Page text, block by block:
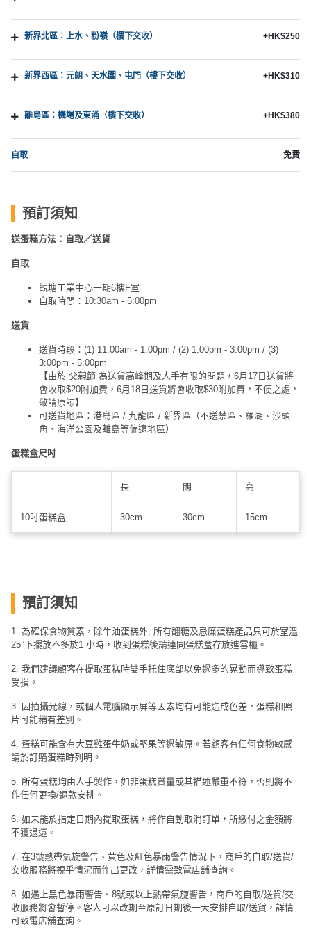
新界北區：上水、粉嶺（樓下交收） +HK$250
新界西區：元朗、天水圍、屯門（樓下交收） +HK$310
離島區：機場及東涌（樓下交收） +HK$380
自取 免費
預訂須知
送蛋糕方法：自取／送貨
自取
觀塘工業中心一期6樓F室
自取時間：10:30am - 5:00pm
送貨
送貨時段：(1) 11:00am - 1:00pm / (2) 1:00pm - 3:00pm / (3)
3:00pm - 5:00pm
【由於 父親節 為送貨高峰期及人手有限的問題，6月17日送貨將
會收取$20附加費，6月18日送貨將會收取$30附加費，不便之處，
敬請原諒】
可送貨地區：港島區 / 九龍區 / 新界區（不送禁區、羅湖、沙頭
角、海洋公園及離島等偏遠地區）
蛋糕盒尺吋
長 闊 高
10吋蛋糕盒 30cm 30cm 15cm
預訂須知
1. 為確保食物質素，除牛油蛋糕外, 所有翻糖及忌廉蛋糕產品只可於室溫
25°下擺放不多於1 小時，收到蛋糕後請連同蛋糕盒存放進雪櫃。
2. 我們建議顧客在提取蛋糕時雙手托住底部以免過多的晃動而導致蛋糕
受損。
3. 因拍攝光線，或個人電腦顯示屏等因素均有可能造成色差，蛋糕和照
片可能稍有差別。
4. 蛋糕可能含有大豆雞蛋牛奶或堅果等過敏原。若顧客有任何食物敏感
請於訂購蛋糕時列明。
5. 所有蛋糕均由人手製作，如非蛋糕質量或其描述嚴重不符，否則將不
作任何更換/退款安排。
6. 如未能於指定日期內提取蛋糕，將作自動取消訂單，所繳付之金額將
不獲退還。
7. 在3號熱帶氣旋警告、黄色及紅色暴雨警告情況下，商戶的自取/送貨/
交收服務將視乎情況而作出更改，詳情需致電店舖查詢。
8. 如遇上黑色暴雨警告、8號或以上熱帶氣旋警告，商戶的自取/送貨/交
收服務將會暫停。客人可以改期至原訂日期後一天安排自取/送貨，詳情
可致電店舖查詢。